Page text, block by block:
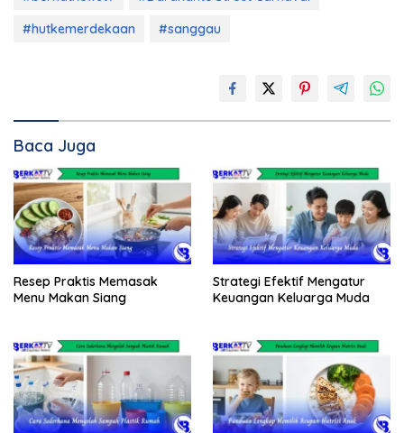
#hutkemerdekaan
#sanggau
Baca Juga
Resep Praktis Memasak
Menu Makan Siang
Strategi Efektif Mengatur
Keuangan Keluarga Muda